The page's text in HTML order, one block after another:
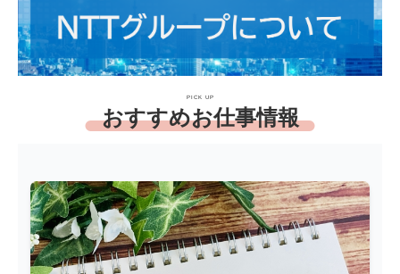
PICK UP
おすすめお仕事情報